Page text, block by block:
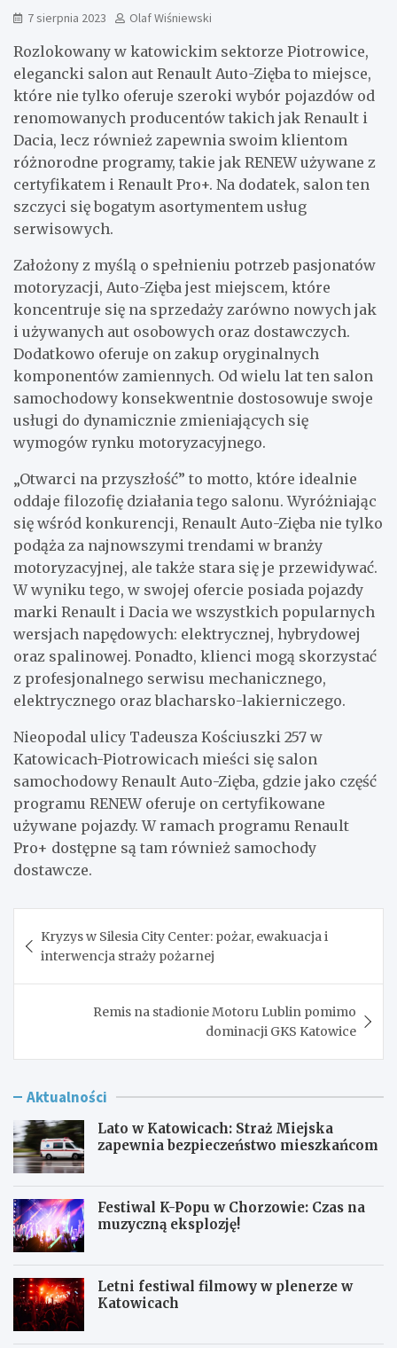
7 sierpnia 2023 Olaf Wiśniewski
Rozlokowany w katowickim sektorze Piotrowice,
elegancki salon aut Renault Auto-Zięba to miejsce,
które nie tylko oferuje szeroki wybór pojazdów od
renomowanych producentów takich jak Renault i
Dacia, lecz również zapewnia swoim klientom
różnorodne programy, takie jak RENEW używane z
certyfikatem i Renault Pro+. Na dodatek, salon ten
szczyci się bogatym asortymentem usług
serwisowych.
Założony z myślą o spełnieniu potrzeb pasjonatów
motoryzacji, Auto-Zięba jest miejscem, które
koncentruje się na sprzedaży zarówno nowych jak
i używanych aut osobowych oraz dostawczych.
Dodatkowo oferuje on zakup oryginalnych
komponentów zamiennych. Od wielu lat ten salon
samochodowy konsekwentnie dostosowuje swoje
usługi do dynamicznie zmieniających się
wymogów rynku motoryzacyjnego.
„Otwarci na przyszłość” to motto, które idealnie
oddaje filozofię działania tego salonu. Wyróżniając
się wśród konkurencji, Renault Auto-Zięba nie tylko
podąża za najnowszymi trendami w branży
motoryzacyjnej, ale także stara się je przewidywać.
W wyniku tego, w swojej ofercie posiada pojazdy
marki Renault i Dacia we wszystkich popularnych
wersjach napędowych: elektrycznej, hybrydowej
oraz spalinowej. Ponadto, klienci mogą skorzystać
z profesjonalnego serwisu mechanicznego,
elektrycznego oraz blacharsko-lakierniczego.
Nieopodal ulicy Tadeusza Kościuszki 257 w
Katowicach-Piotrowicach mieści się salon
samochodowy Renault Auto-Zięba, gdzie jako część
programu RENEW oferuje on certyfikowane
używane pojazdy. W ramach programu Renault
Pro+ dostępne są tam również samochody
dostawcze.
wpisu
Kryzys w Silesia City Center: pożar, ewakuacja i
interwencja straży pożarnej
Remis na stadionie Motoru Lublin pomimo
dominacji GKS Katowice
Aktualności
Lato w Katowicach: Straż Miejska
zapewnia bezpieczeństwo mieszkańcom
Festiwal K-Popu w Chorzowie: Czas na
muzyczną eksplozję!
Letni festiwal filmowy w plenerze w
Katowicach